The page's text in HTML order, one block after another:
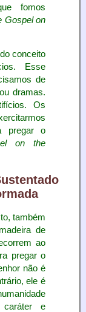
fomos
Gospel on
conceito
Esse
de
dramas.
Os
pregar o
on the
também
de
ao
pregar o
não é
ele é
caráter e